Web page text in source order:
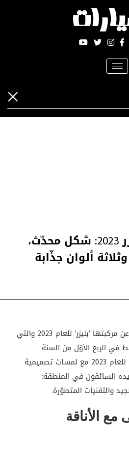
Toggle
navigation
شيفروليه بليزر 2023: شكل محدّث،
ألوان جذّابة
‘ الستار عن مركبتها ’بليزر‘ للعام 2023 والتي
الربع الأوّل من السنة
القادمة. وهي تأتي الآن للعام 2023 مع لمسات تصميمية
السائقون في المنطقة:
والتقنيات المتطوّرة.
مع الأناقة